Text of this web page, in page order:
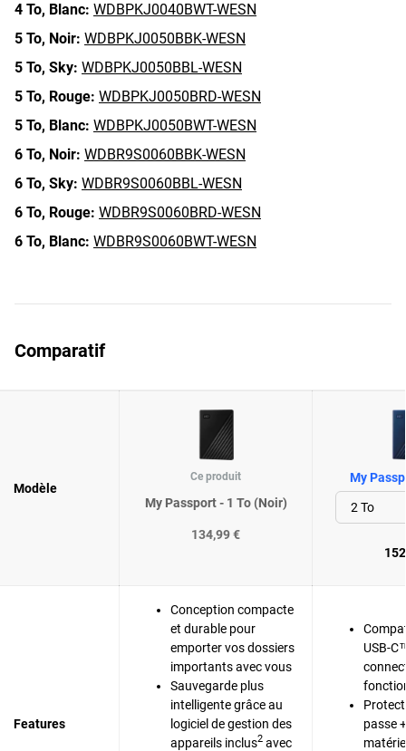
4 To, Blanc: WDBPKJ0040BWT-WESN
5 To, Noir: WDBPKJ0050BBK-WESN
5 To, Sky: WDBPKJ0050BBL-WESN
5 To, Rouge: WDBPKJ0050BRD-WESN
5 To, Blanc: WDBPKJ0050BWT-WESN
6 To, Noir: WDBR9S0060BBK-WESN
6 To, Sky: WDBR9S0060BBL-WESN
6 To, Rouge: WDBR9S0060BRD-WESN
6 To, Blanc: WDBR9S0060BWT-WESN
Comparatif
Modèle
Ce produit
My Passport - 1 To (Noir)
134,99 €
My
Features
Conception compacte
et durable pour
emporter vos dossiers
importants avec vous
Sauvegarde plus
intelligente grâce au
logiciel de gestion des
appareils inclus2 avec
USB-
passe